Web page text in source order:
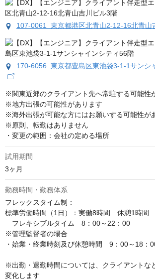
107-0061 東京都港区北青山2-12-16北青山
170-6056 東京都豊島区東池袋3-1-1サンシ
※関東近郊のクライアント先へ常駐する可能性
※地方出張の可能性があります
※海外出張が可能な方にはお願いする可能性が
※原則、転勤はありません
・変更の範囲：会社の定める場所
試用期間
3ヶ月
勤務時間・勤務体系
フレックスタイム制：
標準労働時間（1日）：実働8時間　休憩1時間
フレキシブルタイム　8：00～22：00
※管理監督者の場合
・始業・終業時刻及び休憩時間　9：00～18：
※出勤・退勤時間については、クライアントな
変化します